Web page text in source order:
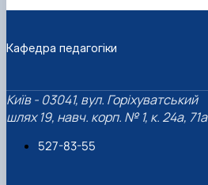
Кафедра педагогіки
Київ - 03041, вул. Горіхуватський
шлях 19, навч. корп. № 1, к. 24а, 71а
527-83-55